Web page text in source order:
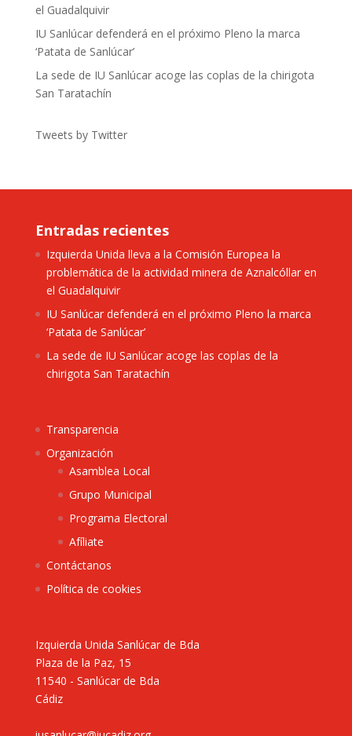
el Guadalquivir
IU Sanlúcar defenderá en el próximo Pleno la marca
‘Patata de Sanlúcar’
La sede de IU Sanlúcar acoge las coplas de la chirigota
San Taratachín
Tweets by Twitter
Entradas recientes
Izquierda Unida lleva a la Comisión Europea la
problemática de la actividad minera de Aznalcóllar en
el Guadalquivir
IU Sanlúcar defenderá en el próximo Pleno la marca
‘Patata de Sanlúcar’
La sede de IU Sanlúcar acoge las coplas de la
chirigota San Taratachín
Transparencia
Organización
Asamblea Local
Grupo Municipal
Programa Electoral
Afíliate
Contáctanos
Política de cookies
Izquierda Unida Sanlúcar de Bda
Plaza de la Paz, 15
11540 - Sanlúcar de Bda
Cádiz